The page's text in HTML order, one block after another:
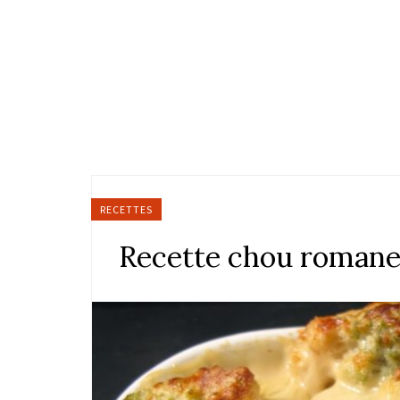
RECETTES
Recette chou